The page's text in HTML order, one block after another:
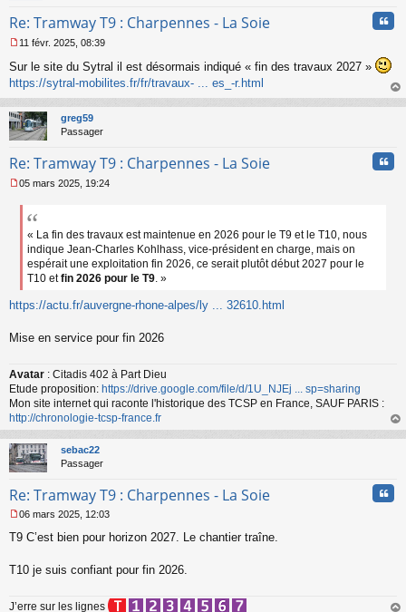
n
u
Re: Tramway T9 : Charpennes - La Soie
e
s
s
a
g
e
o
l
11 févr. 2025, 08:39
Sur le site du Sytral il est désormais indiqué « fin des travaux 2027 »
https://sytral-mobilites.fr/fr/travaux- ... es_-r.html
au
greg59
Passager
Re: Tramway T9 : Charpennes - La Soie
e
n
o
n
u
05 mars 2025, 19:24
« La fin des travaux est maintenue en 2026 pour le T9 et le T10, nous
indique Jean-Charles Kohlhass, vice-président en charge, mais on
espérait une exploitation fin 2026, ce serait plutôt début 2027 pour le
T10 etfin 2026 pour le T9. »
https://actu.fr/auvergne-rhone-alpes/ly ... 32610.html
Mise en service pour fin 2026
Avatar : Citadis 402 à Part Dieu
Etude proposition: https://drive.google.com/file/d/1U_NJEj ... sp=sharing
Mon site internet qui raconte l'historique des TCSP en France, SAUF PARIS :
http://chronologie-tcsp-france.fr
au
sebac22
Passager
Re: Tramway T9 : Charpennes - La Soie
e
s
e
06 mars 2025, 12:03
T9 C’est bien pour horizon 2027. Le chantier traîne.
T10 je suis confiant pour fin 2026.
J’erre sur les lignes